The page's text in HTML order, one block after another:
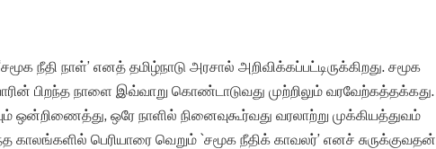
நீதி நாள்’ எனத் தமிழ்நாடு அரசால் அறிவிக்கப்பட்டிருக்கிறது. சமூக
பிறந்த நாளை இவ்வாறு கொண்டாடுவது முற்றிலும் வரவேற்கத்தக்கது.
ஒன்றிணைத்து, ஒரே நாளில் நினைவுகூர்வது வரலாற்று முக்கியத்துவம்
காலங்களில் பெரியாரை வெறும் `சமூக நீதிக் காவலர்’ எனச் சுருக்குவதன்